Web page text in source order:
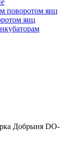
поворотом яиц
яиц
Добрыня DO-